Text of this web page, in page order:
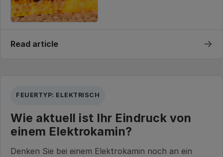
Read article →
FEUERTYP: ELEKTRISCH
Wie aktuell ist Ihr Eindruck von
einem Elektrokamin?
Denken Sie bei einem Elektrokamin noch an ein